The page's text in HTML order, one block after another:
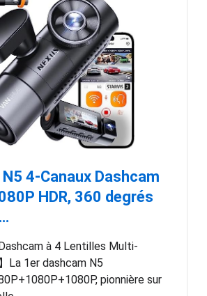
N5 4-Canaux Dashcam
HDR, 360 degrés
à 4 Lentilles Multi-
La 1er dashcam N5
pionnière sur